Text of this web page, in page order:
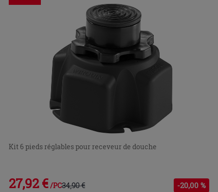
Kit 6 pieds réglables pour receveur de douche
27,92 € /PC34,90 € -20,00 %